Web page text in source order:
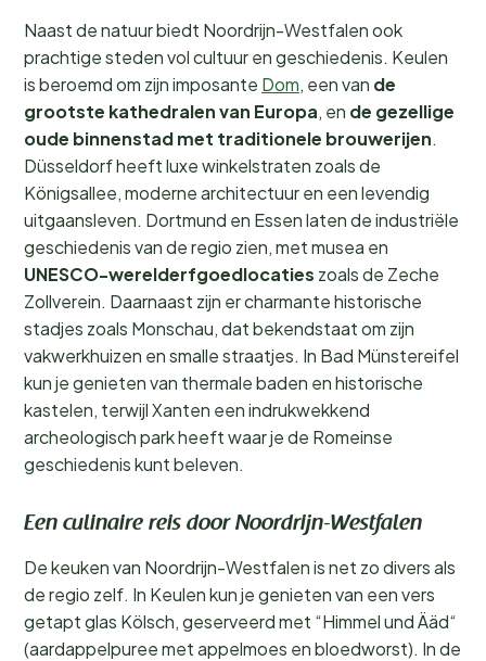
Naast de natuur biedt Noordrijn-Westfalen ook
prachtige steden vol cultuur en geschiedenis. Keulen
is beroemd om zijn imposante Dom, een van de
grootste kathedralen van Europa, en de gezellige
oude binnenstad met traditionele brouwerijen.
Düsseldorf heeft luxe winkelstraten zoals de
Königsallee, moderne architectuur en een levendig
uitgaansleven. Dortmund en Essen laten de industriële
geschiedenis van de regio zien, met musea en
UNESCO-werelderfgoedlocaties zoals de Zeche
Zollverein. Daarnaast zijn er charmante historische
stadjes zoals Monschau, dat bekendstaat om zijn
vakwerkhuizen en smalle straatjes. In Bad Münstereifel
kun je genieten van thermale baden en historische
kastelen, terwijl Xanten een indrukwekkend
archeologisch park heeft waar je de Romeinse
geschiedenis kunt beleven.
Een culinaire reis door Noordrijn-Westfalen
De keuken van Noordrijn-Westfalen is net zo divers als
de regio zelf. In Keulen kun je genieten van een vers
getapt glas Kölsch, geserveerd met “Himmel und Ääd“
(aardappelpuree met appelmoes en bloedworst). In de